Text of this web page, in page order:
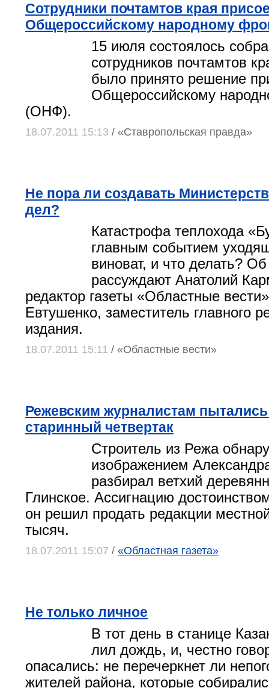
Сотрудники почтамтов края
Общероссийскому народному
15 июля состоялось
сотрудников почтамтов
было принято решение
Общероссийскому
(ОНФ).
18.07.2011 15:13 / «Ставропольская правда»
Не пора ли создавать
дел?
Катастрофа теплохода
главным событием
виноват, и что делать?
рассуждают Анатолий
редактор газеты «Областные
Евтушенко, заместитель главного
издания.
18.07.2011 15:11 / «Областные вести»
Режевским журналистам
старинный четвертак
Строитель из Режа
изображением
разбирал ветхий
Глинское. Ассигнацию
он решил продать редакции
тысяч.
18.07.2011 15:07 / «Областная газета»
Не только личное
В тот день в станице
лил дождь, и, честно
опасались: не перечеркнет ли
жителей района, которые